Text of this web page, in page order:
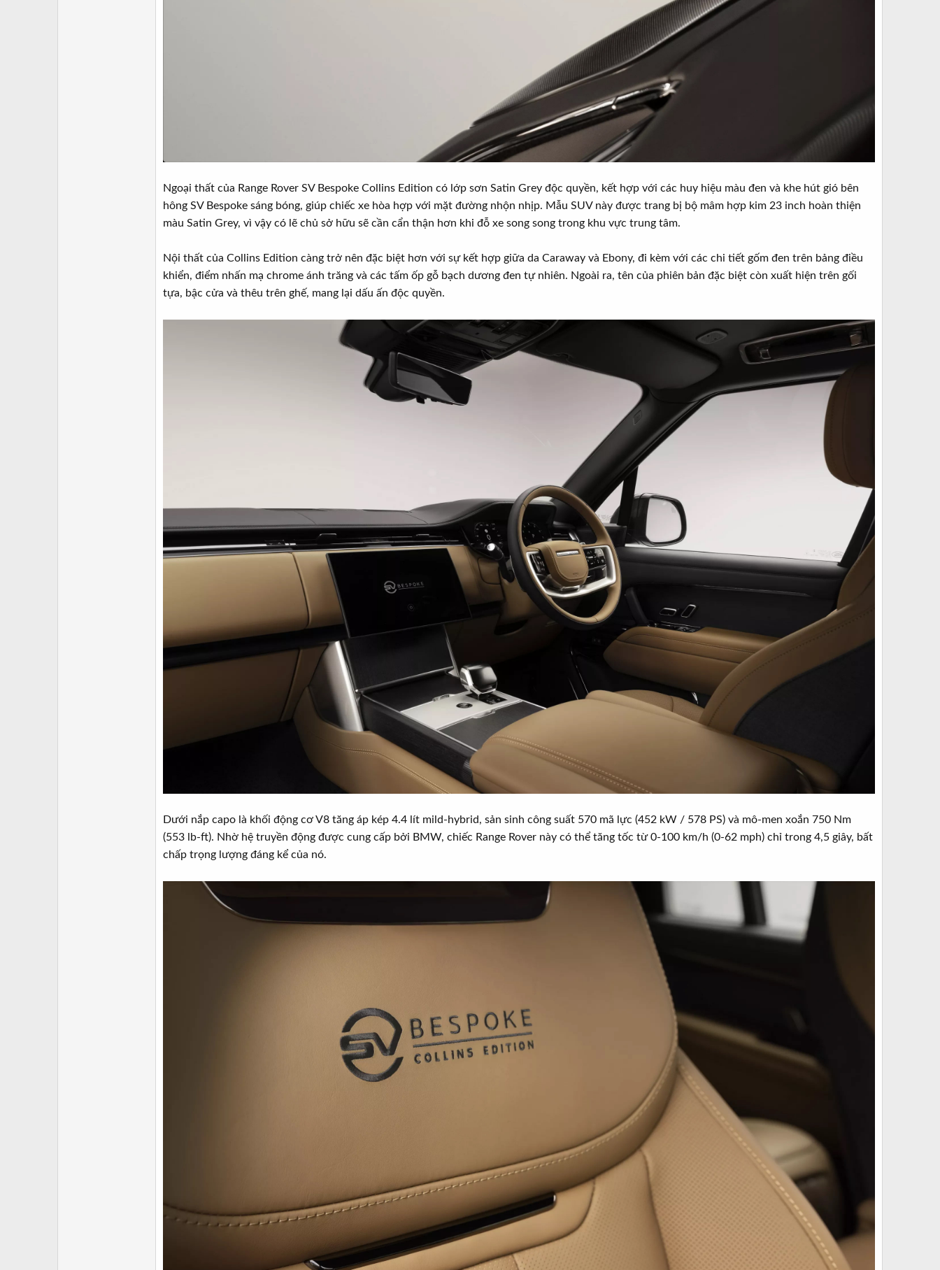
Ngoại thất của Range Rover SV Bespoke Collins Edition có lớp sơn Satin Grey độc quyền, kết hợp với các huy hiệu màu đen và khe hút gió bên
hông SV Bespoke sáng bóng, giúp chiếc xe hòa hợp với mặt đường nhộn nhịp. Mẫu SUV này được trang bị bộ mâm hợp kim 23 inch hoàn thiện
màu Satin Grey, vì vậy có lẽ chủ sở hữu sẽ cần cẩn thận hơn khi đỗ xe song song trong khu vực trung tâm.
Nội thất của Collins Edition càng trở nên đặc biệt hơn với sự kết hợp giữa da Caraway và Ebony, đi kèm với các chi tiết gốm đen trên bảng điều
khiển, điểm nhấn mạ chrome ánh trăng và các tấm ốp gỗ bạch dương đen tự nhiên. Ngoài ra, tên của phiên bản đặc biệt còn xuất hiện trên gối
tựa, bậc cửa và thêu trên ghế, mang lại dấu ấn độc quyền.
Dưới nắp capo là khối động cơ V8 tăng áp kép 4.4 lít mild-hybrid, sản sinh công suất 570 mã lực (452 kW / 578 PS) và mô-men xoắn 750 Nm
(553 lb-ft). Nhờ hệ truyền động được cung cấp bởi BMW, chiếc Range Rover này có thể tăng tốc từ 0-100 km/h (0-62 mph) chỉ trong 4,5 giây, bất
chấp trọng lượng đáng kể của nó.